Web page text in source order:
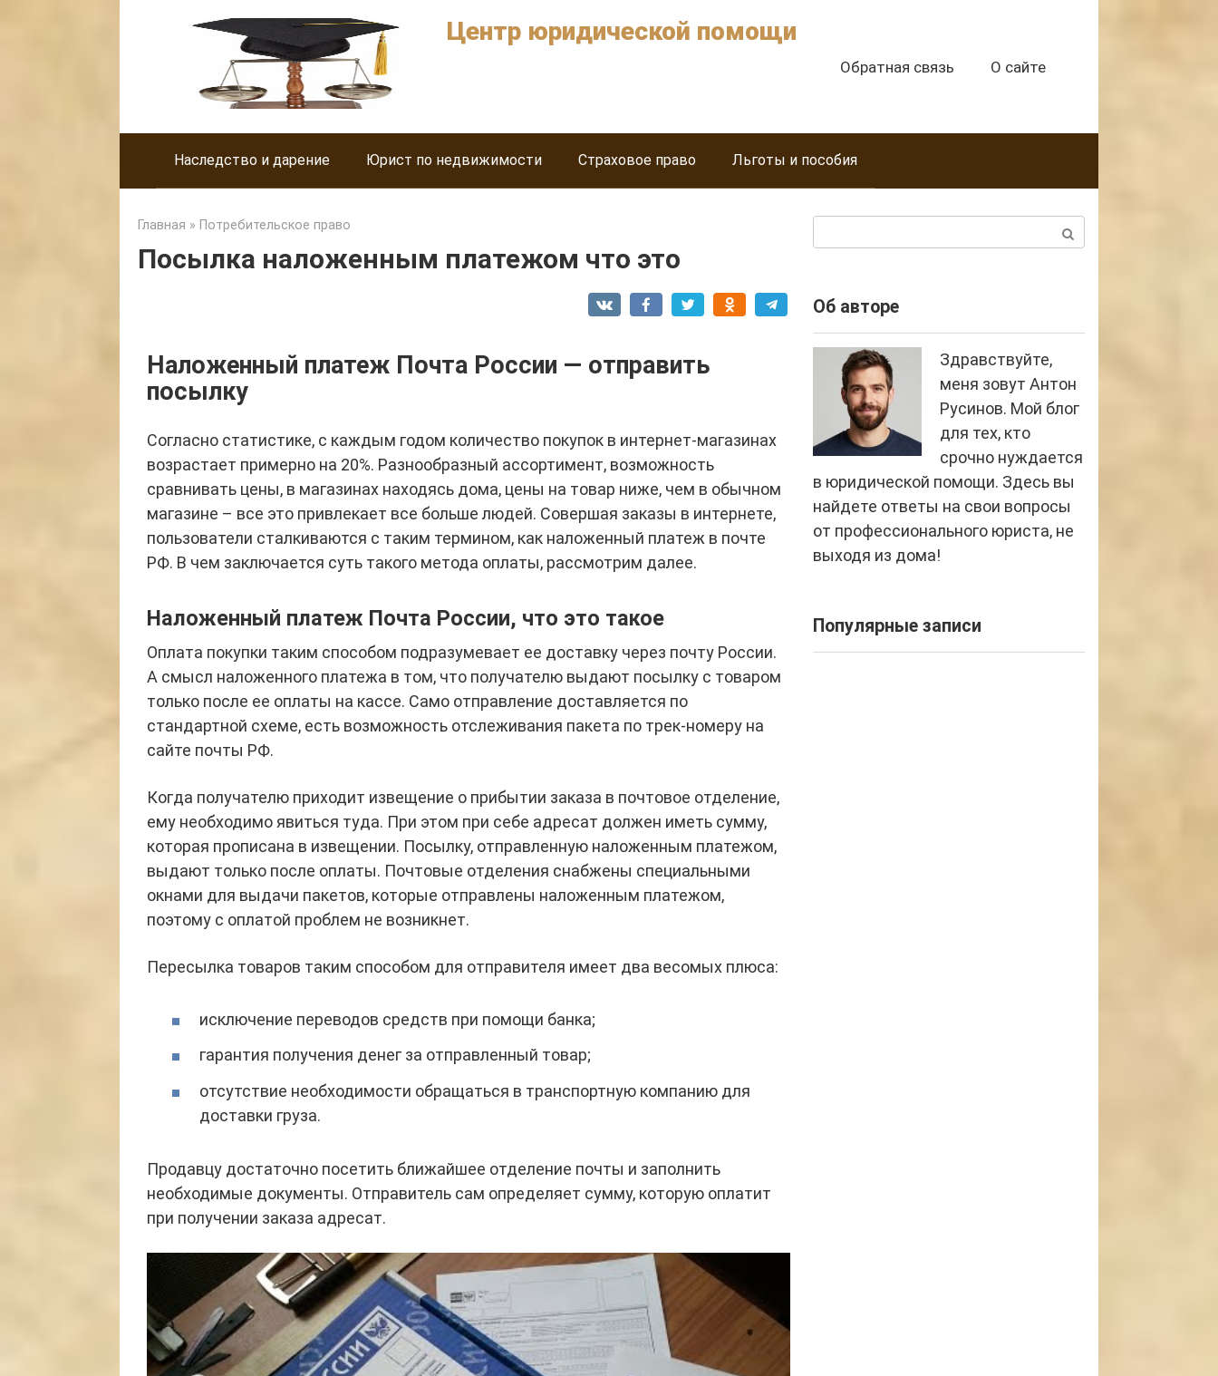
Центр юридической помощи
Обратная связь О сайте
Наследство и дарение Юрист по недвижимости Страховое право Льготы и пособия
Главная » Потребительское право
Посылка наложенным платежом что это
Наложенный платеж Почта России — отправить
посылку
Согласно статистике, с каждым годом количество покупок в интернет-магазинах
возрастает примерно на 20%. Разнообразный ассортимент, возможность
сравнивать цены, в магазинах находясь дома, цены на товар ниже, чем в обычном
магазине – все это привлекает все больше людей. Совершая заказы в интернете,
пользователи сталкиваются с таким термином, как наложенный платеж в почте
РФ. В чем заключается суть такого метода оплаты, рассмотрим далее.
Наложенный платеж Почта России, что это такое
Оплата покупки таким способом подразумевает ее доставку через почту России.
А смысл наложенного платежа в том, что получателю выдают посылку с товаром
только после ее оплаты на кассе. Само отправление доставляется по
стандартной схеме, есть возможность отслеживания пакета по трек-номеру на
сайте почты РФ.
Когда получателю приходит извещение о прибытии заказа в почтовое отделение,
ему необходимо явиться туда. При этом при себе адресат должен иметь сумму,
которая прописана в извещении. Посылку, отправленную наложенным платежом,
выдают только после оплаты. Почтовые отделения снабжены специальными
окнами для выдачи пакетов, которые отправлены наложенным платежом,
поэтому с оплатой проблем не возникнет.
Пересылка товаров таким способом для отправителя имеет два весомых плюса:
исключение переводов средств при помощи банка;
гарантия получения денег за отправленный товар;
отсутствие необходимости обращаться в транспортную компанию для
доставки груза.
Продавцу достаточно посетить ближайшее отделение почты и заполнить
необходимые документы. Отправитель сам определяет сумму, которую оплатит
при получении заказа адресат.
Об авторе
Здравствуйте,
меня зовут Антон
Русинов. Мой блог
для тех, кто
срочно нуждается
в юридической помощи. Здесь вы
найдете ответы на свои вопросы
от профессионального юриста, не
выходя из дома!
Популярные записи